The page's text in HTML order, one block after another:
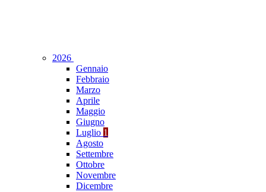
2026
Gennaio
Febbraio
Marzo
Aprile
Maggio
Giugno
Luglio 1
Agosto
Settembre
Ottobre
Novembre
Dicembre